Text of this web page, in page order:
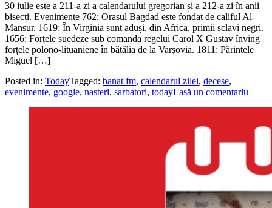
30 iulie este a 211-a zi a calendarului gregorian și a 212-a zi în anii
bisecți. Evenimente 762: Orașul Bagdad este fondat de califul Al-
Mansur. 1619: În Virginia sunt aduși, din Africa, primii sclavi negri.
1656: Forțele suedeze sub comanda regelui Carol X Gustav înving
forțele polono-lituaniene în bătălia de la Varșovia. 1811: Părintele
Miguel […]
Posted in: TodayTagged: banat fm, calendarul zilei, decese,
evenimente, google, nasteri, sarbatori, todayLasă un comentariu